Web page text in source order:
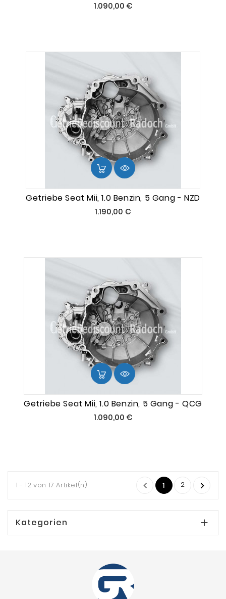
1.090,00 €Preis
Getriebe Seat Mii, 1.0 Benzin, 5 Gang - NZD
1.190,00 €
Getriebe Seat Mii, 1.0 Benzin, 5 Gang - QCG
1.090,00 €Preis
1 - 12 von 17 Artikel(n)  1 2 
Kategorien 